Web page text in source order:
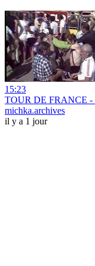
15:23
TOUR DE FRANCE -
michka.archives
il y a 1 jour